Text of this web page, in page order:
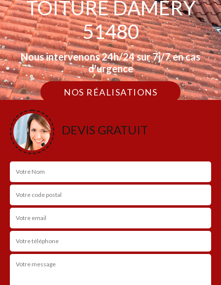
TOITURE DAMERY
51480
Nous intervenons 24h/24 sur 7j/7 en cas
d'urgence
NOS RÉALISATIONS
DEVIS GRATUIT